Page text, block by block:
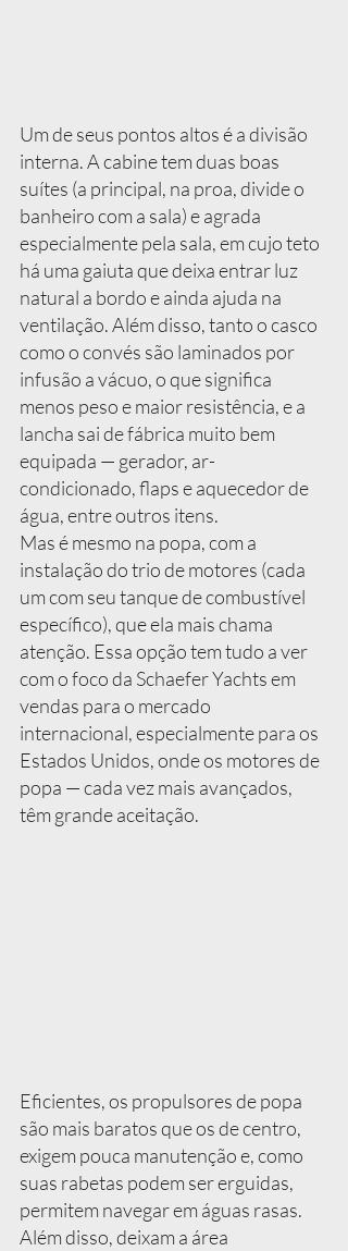
Um de seus pontos altos é a divisão
interna. A cabine tem duas boas
suítes (a principal, na proa, divide o
banheiro com a sala) e agrada
especialmente pela sala, em cujo teto
há uma gaiuta que deixa entrar luz
natural a bordo e ainda ajuda na
ventilação. Além disso, tanto o casco
como o convés são laminados por
infusão a vácuo, o que significa
menos peso e maior resistência, e a
lancha sai de fábrica muito bem
equipada — gerador, ar-
condicionado, flaps e aquecedor de
água, entre outros itens.
Mas é mesmo na popa, com a
instalação do trio de motores (cada
um com seu tanque de combustível
específico), que ela mais chama
atenção. Essa opção tem tudo a ver
com o foco da Schaefer Yachts em
vendas para o mercado
internacional, especialmente para os
Estados Unidos, onde os motores de
popa — cada vez mais avançados,
têm grande aceitação.
Eficientes, os propulsores de popa
são mais baratos que os de centro,
exigem pouca manutenção e, como
suas rabetas podem ser erguidas,
permitem navegar em águas rasas.
Além disso, deixam a área